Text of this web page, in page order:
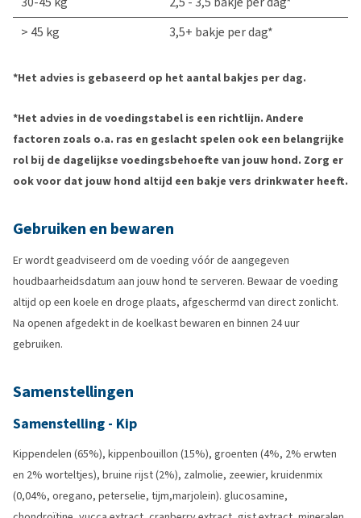
> 45 kg
3,5+ bakje per dag*
*Het advies is gebaseerd op het aantal bakjes per dag.
*Het advies in de voedingstabel is een richtlijn. Andere
factoren zoals o.a. ras en geslacht spelen ook een belangrijke
rol bij de dagelijkse voedingsbehoefte van jouw hond. Zorg er
ook voor dat jouw hond altijd een bakje vers drinkwater heeft.
Gebruiken en bewaren
Er wordt geadviseerd om de voeding vóór de aangegeven
houdbaarheidsdatum aan jouw hond te serveren. Bewaar de voeding
altijd op een koele en droge plaats, afgeschermd van direct zonlicht.
Na openen afgedekt in de koelkast bewaren en binnen 24 uur
gebruiken.
Samenstellingen
Samenstelling - Kip
Kippendelen (65%), kippenbouillon (15%), groenten (4%, 2% erwten
en 2% worteltjes), bruine rijst (2%), zalmolie, zeewier, kruidenmix
(0,04%, oregano, peterselie, tijm,marjolein). glucosamine,